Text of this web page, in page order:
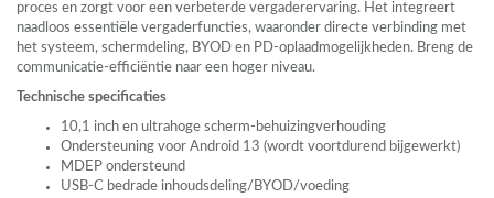
proces en zorgt voor een verbeterde vergaderervaring. Het integreert
naadloos essentiële vergaderfuncties, waaronder directe verbinding met
het systeem, schermdeling, BYOD en PD-oplaadmogelijkheden. Breng de
communicatie-efficiëntie naar een hoger niveau.
Technische specificaties
10,1 inch en ultrahoge scherm-behuizingverhouding
Ondersteuning voor Android 13 (wordt voortdurend bijgewerkt)
MDEP ondersteund
USB-C bedrade inhoudsdeling/BYOD/voeding